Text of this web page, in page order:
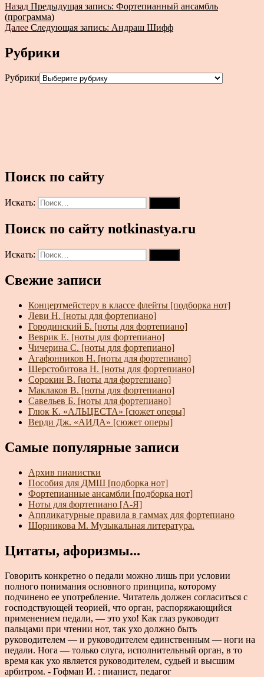
Назад Предыдущая запись: Фортепианный ансамбль
(программа)
Далее Следующая запись: Андраш Шифф
Рубрики
Рубрики
Поиск по сайту
Искать:
Поиск по сайту notkinastya.ru
Искать:
Свежие записи
Концертмейстеру в классе флейты [подборка нот]
Леви Н. [ноты для фортепиано]
Городинский Б. [ноты для фортепиано]
Веврик Е. [ноты для фортепиано]
Чичерина С. [ноты для фортепиано]
Агафонников Н. [ноты для фортепиано]
Шерстобитова Н. [ноты для фортепиано]
Сорокин В. [ноты для фортепиано]
Маклаков В. [ноты для фортепиано]
Савельев Б. [ноты для фортепиано]
Глюк К. «АЛЬЦЕСТА» [сюжет оперы]
Верди Дж. «АИДА» [сюжет оперы]
Самые популярные записи
Архив пианистки
Пособия для ДМШ [подборка нот]
Фортепианные ансамбли [подборка нот]
Ноты для фортепиано [А-Я]
Аппликатурные правила в гаммах для фортепиано
Шорникова М. Музыкальная литература.
Цитаты, афоризмы...
Говорить конкретно о педали можно лишь при условии
полного понимания основного принципа, которому
подчинено ее употребление. Читатель должен согласиться с
господствующей теорией, что орган, распоряжающийся
применением педали, — это ухо! Как глаз руководит
пальцами при чтении нот, так ухо должно быть
руководителем — и руководителем единственным — ноги на
педали. Нога — только слуга, исполнительный орган, в то
время как ухо является руководителем, судьей и высшим
арбитром. - Гофман И. : пианист, педагог